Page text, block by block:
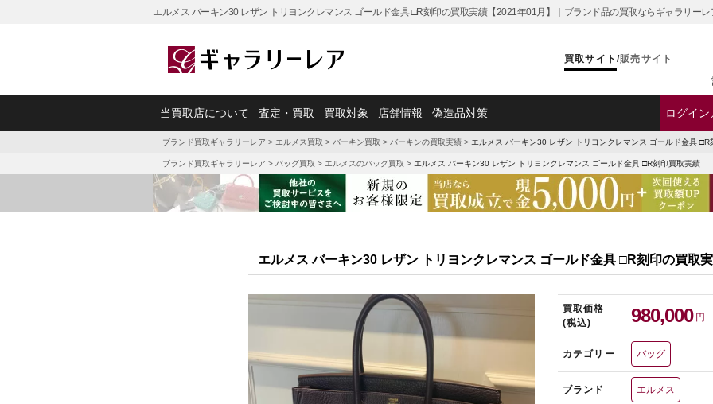
エルメス バーキン30 レザン トリヨンクレマンス ゴールド金具 □R刻印の買取実績【2021年01月】｜ブランド品の買取ならギャラリーレ
買取サイト /販売サイト
当買取店について 査定・買取 買取対象 店舗情報 偽造品対策 ログイ
ブランド買取ギャラリーレア > エルメス買取 > バーキン買取 > バーキンの買取実績 > エルメス バーキン30 レザン トリヨンクレマンス ゴールド金具 □R
ブランド買取ギャラリーレア > バッグ買取 > エルメスのバッグ買取 > エルメス バーキン30 レザン トリヨンクレマンス ゴールド金具 □R刻印買取実績
エルメス バーキン30 レザン トリヨンクレマンス ゴールド金具 □R刻印の買取
買取価格
(税込)
980,000 円
カテゴリー バッグ
ブランド エルメス